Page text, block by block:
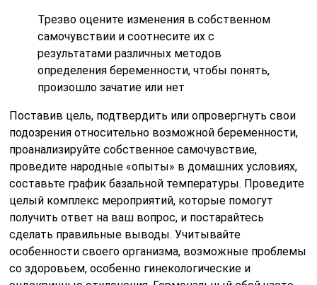
Трезво оцените изменения в собственном
самочувствии и соотнесите их с
результатами различных методов
определения беременности, чтобы понять,
произошло зачатие или нет
Поставив цель, подтвердить или опровергнуть свои
подозрения относительно возможной беременности,
проанализируйте собственное самочувствие,
проведите народные «опыты» в домашних условиях,
составьте график базальной температуры. Проведите
целый комплекс мероприятий, которые помогут
получить ответ на ваш вопрос, и постарайтесь
сделать правильные выводы. Учитывайте
особенности своего организма, возможные проблемы
со здоровьем, особенно гинекологические и